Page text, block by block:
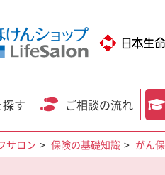
す ご相談の流れ
サロン 保険の基礎知識 がん